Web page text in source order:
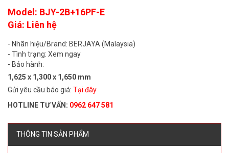
Model: BJY-2B+16PF-E
Giá: Liên hệ
- Nhãn hiệu/Brand: BERJAYA (Malaysia)
- Tình trạng: Xem ngay
- Bảo hành:
1,625 x 1,300 x 1,650 mm
Gửi yêu cầu báo giá: Tại đây
HOTLINE TƯ VẤN: 0962 647 581
THÔNG TIN SẢN PHẨM